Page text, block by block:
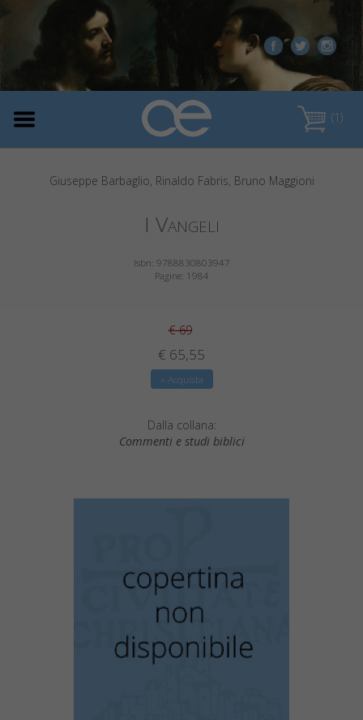
(1)
Giuseppe Barbaglio, Rinaldo Fabris, Bruno Maggioni
I Vangeli
Isbn: 9788830803947
Pagine: 1984
€ 69
€ 65,55
» Acquista
Dalla collana:
Commenti e studi biblici